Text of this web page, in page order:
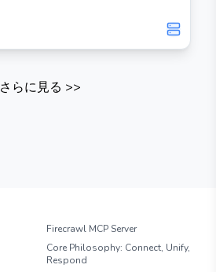
さらに見る >>
Firecrawl MCP Server
Core Philosophy: Connect, Unify,
Respond